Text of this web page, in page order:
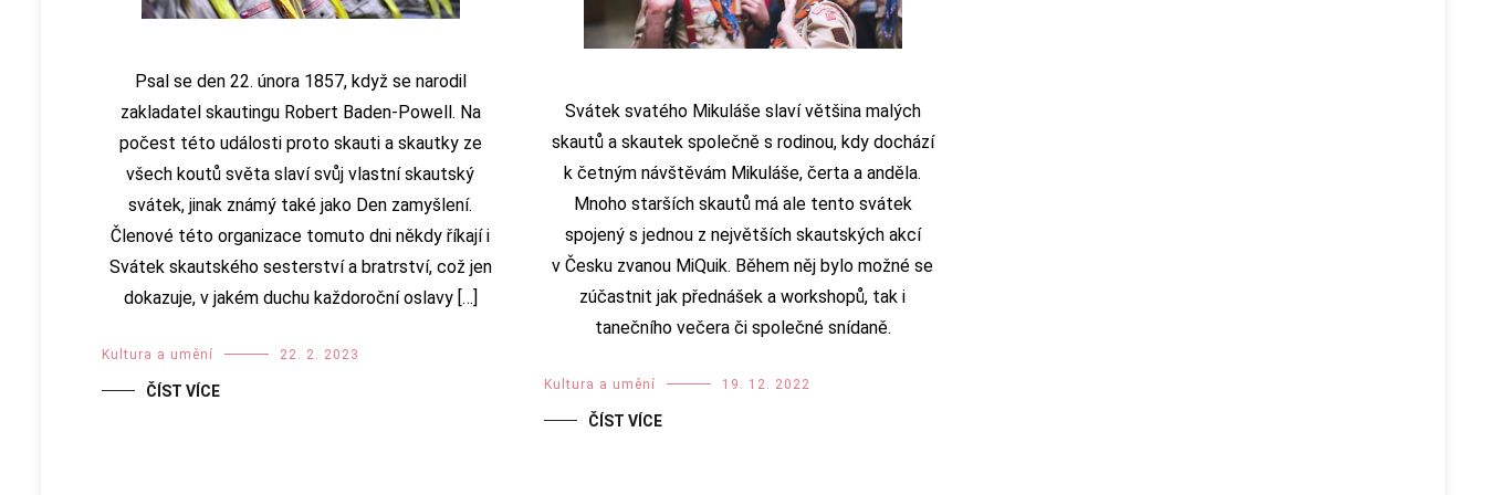
Psal se den 22. února 1857, když se narodil
zakladatel skautingu Robert Baden-Powell. Na
počest této události proto skauti a skautky ze
všech koutů světa slaví svůj vlastní skautský
svátek, jinak známý také jako Den zamyšlení.
Členové této organizace tomuto dni někdy říkají i
Svátek skautského sesterství a bratrství, což jen
dokazuje, v jakém duchu každoroční oslavy […]
Kultura a umění 22. 2. 2023
ČÍST VÍCE
Svátek svatého Mikuláše slaví většina malých
skautů a skautek společně s rodinou, kdy dochází
k četným návštěvám Mikuláše, čerta a anděla.
Mnoho starších skautů má ale tento svátek
spojený s jednou z největších skautských akcí
v Česku zvanou MiQuik. Během něj bylo možné se
zúčastnit jak přednášek a workshopů, tak i
tanečního večera či společné snídaně.
Kultura a umění 19. 12. 2022
ČÍST VÍCE